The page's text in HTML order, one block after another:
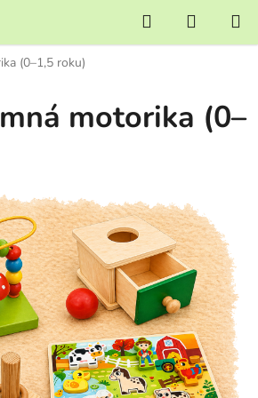
Hledat
KOŠÍK
(0–1,5 roku)
motorika (0–